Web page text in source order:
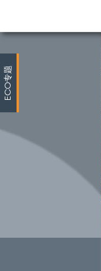
ECO
专题